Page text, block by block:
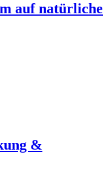
auf natürliche
&